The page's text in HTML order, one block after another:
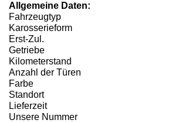
Allgemeine Daten:
Fahrzeugtyp
Karosserieform
Erst-Zul.
Getriebe
Kilometerstand
Anzahl der Türen
Farbe
Standort
Lieferzeit
Unsere Nummer